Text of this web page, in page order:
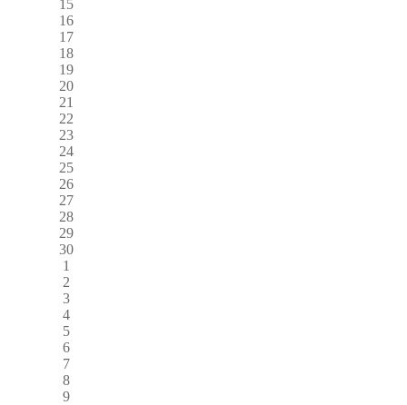
15
16
17
18
19
20
21
22
23
24
25
26
27
28
29
30
1
2
3
4
5
6
7
8
9